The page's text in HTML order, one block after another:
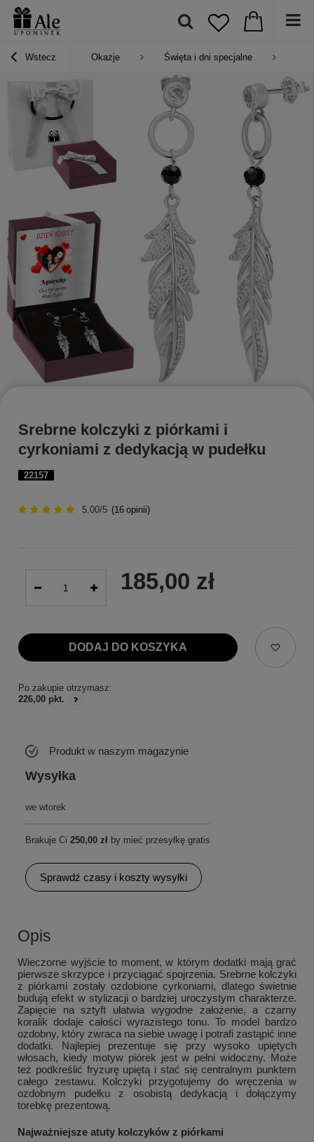
Wstecz Okazje Święta i dni specjalne
22157
Srebrne kolczyki z piórkami i
cyrkoniami z dedykacją w pudełku
5.00/5 (16 opinii)
185,00 zł
DODAJ DO KOSZYKA
Po zakupie otrzymasz:
226,00 pkt.
Produkt w naszym magazynie
Wysyłka
we wtorek
Brakuje Ci 250,00 zł by mieć przesyłkę gratis
Sprawdź czasy i koszty wysyłki
Opis
Wieczorne wyjście to moment, w którym dodatki mają grać
pierwsze skrzypce i przyciągać spojrzenia. Srebrne kolczyki
z piórkami zostały ozdobione cyrkoniami, dlatego świetnie
budują efekt w stylizacji o bardziej uroczystym charakterze.
Zapięcie na sztyft ułatwia wygodne założenie, a czarny
koralik dodaje całości wyrazistego tonu. To model bardzo
ozdobny, który zwraca na siebie uwagę i potrafi zastąpić inne
dodatki. Najlepiej prezentuje się przy wysoko upiętych
włosach, kiedy motyw piórek jest w pełni widoczny. Może
też podkreślić fryzurę upiętą i stać się centralnym punktem
całego zestawu. Kolczyki przygotujemy do wręczenia w
ozdobnym pudełku z osobistą dedykacją i dołączymy
torebkę prezentową.
Najważniejsze atuty kolczyków z piórkami